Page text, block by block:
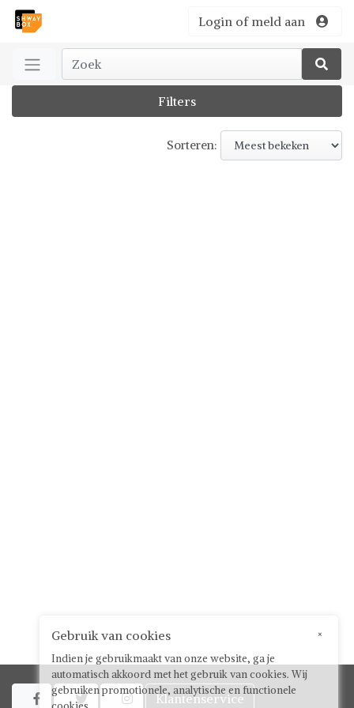
Login of meld aan
Filters
Sorteren:
   Klantenservice
×
Gebruik van cookies
Indien je gebruikmaakt van onze website, ga je
automatisch akkoord met het gebruik van cookies. Wij
gebruiken promotionele, analytische en functionele